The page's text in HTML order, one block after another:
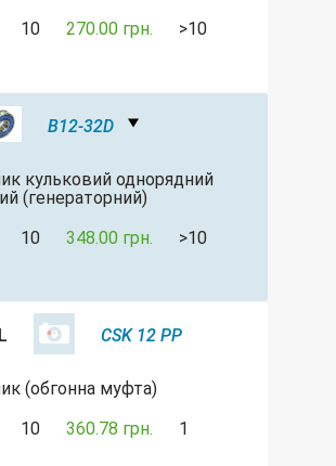
10 270.00 грн. >10
B12-32D
кульковий однорядний
(генераторний)
10 348.00 грн. >10
CSK 12 PP
(обгонна муфта)
10 360.78 грн. 1